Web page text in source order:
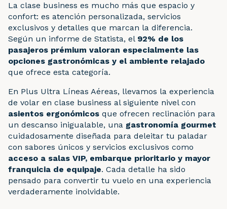
La clase business es mucho más que espacio y
confort: es atención personalizada, servicios
exclusivos y detalles que marcan la diferencia.
Según un informe de Statista, el 92% de los
pasajeros prémium valoran especialmente las
opciones gastronómicas y el ambiente relajado
que ofrece esta categoría.
En Plus Ultra Líneas Aéreas, llevamos la experiencia
de volar en clase business al siguiente nivel con
asientos ergonómicos que ofrecen reclinación para
un descanso inigualable, una gastronomía gourmet
cuidadosamente diseñada para deleitar tu paladar
con sabores únicos y servicios exclusivos como
acceso a salas VIP, embarque prioritario y mayor
franquicia de equipaje. Cada detalle ha sido
pensado para convertir tu vuelo en una experiencia
verdaderamente inolvidable.